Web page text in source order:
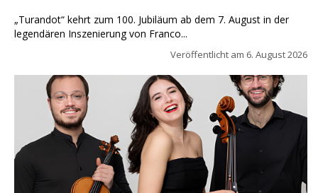
„Turandot“ kehrt zum 100. Jubiläum ab dem 7. August in der
legendären Inszenierung von Franco...
Veröffentlicht am 6. August 2026